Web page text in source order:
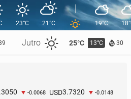
Jutro 25°C 13°C 30
23°C 21°C 19°C
-0.0068 USD3.7320 -0.0148